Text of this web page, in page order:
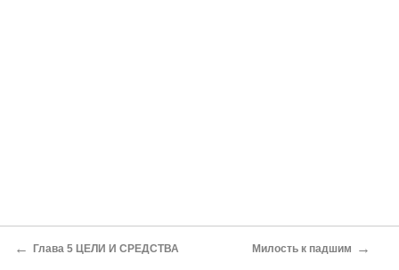
← Глава 5 ЦЕЛИ И СРЕДСТВА Милость к падшим →